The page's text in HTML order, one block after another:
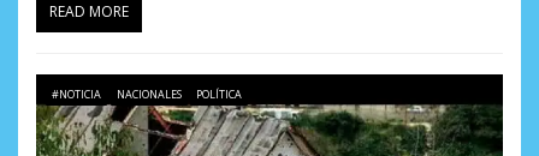
READ MORE
#NOTICIA NACIONALES POLÍTICA